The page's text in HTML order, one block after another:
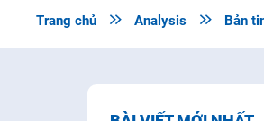
Trang chủ  Analysis  Bản